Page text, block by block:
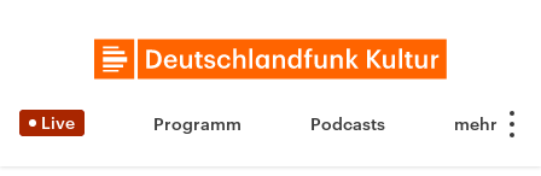
Live Programm Podcasts